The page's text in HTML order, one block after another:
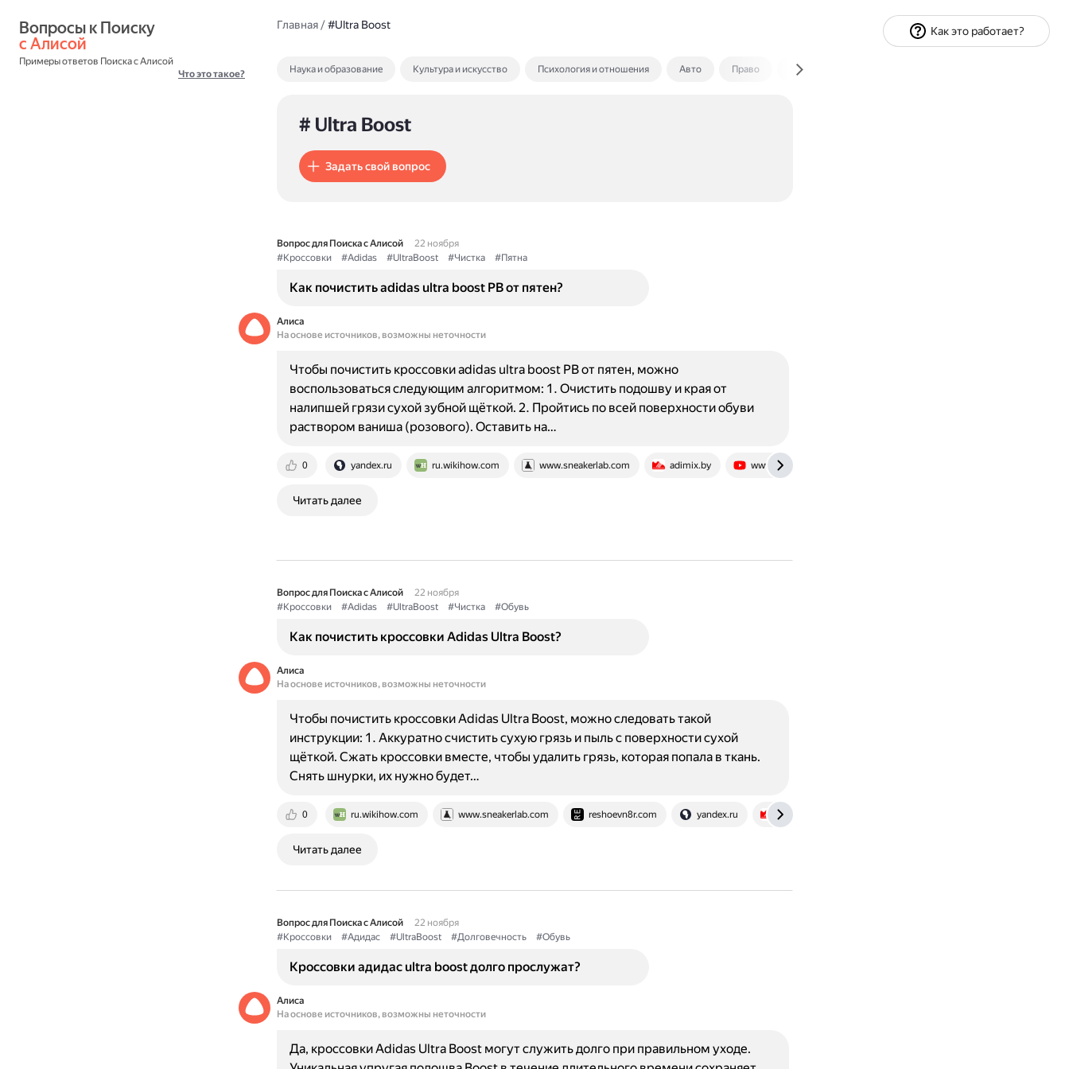
с Алисой
Примеры ответов Поиска с Алисой
Что это такое?
Главная/#Ultra Boost
Наука и образование Культура и искусство Психология и отношения Авто Право Экономика и финансы
# Ultra Boost
Задать свой вопрос
Вопрос для Поиска с Алисой
22 ноября
#Кроссовки
#Adidas #UltraBoost #Чистка #Пятна
Как почистить adidas ultra boost PB от пятен?
Алиса
На основе источников, возможны неточности
0 yandex.ru ru.wikihow.com www.sneakerlab.com adimix.by www.youtube.com
Чтобы почистить кроссовки adidas ultra boost PB от пятен, можно
воспользоваться следующим алгоритмом: 1. Очистить подошву и края от
налипшей грязи сухой зубной щёткой. 2. Пройтись по всей поверхности обуви
раствором ваниша (розового). Оставить на…
Читать далее
Вопрос для Поиска с Алисой
22 ноября
#Кроссовки
#Adidas #UltraBoost #Чистка #Обувь
Как почистить кроссовки Adidas Ultra Boost?
Алиса
На основе источников, возможны неточности
0 ru.wikihow.com www.sneakerlab.com reshoevn8r.com yandex.ru adimix.by
Чтобы почистить кроссовки Adidas Ultra Boost, можно следовать такой
инструкции: 1. Аккуратно счистить сухую грязь и пыль с поверхности сухой
щёткой. Сжать кроссовки вместе, чтобы удалить грязь, которая попала в ткань.
Снять шнурки, их нужно будет…
Читать далее
Вопрос для Поиска с Алисой
22 ноября
#Кроссовки
#Адидас #UltraBoost #Долговечность #Обувь
Кроссовки адидас ultra boost долго прослужат?
Алиса
На основе источников, возможны неточности
Да, кроссовки Adidas Ultra Boost могут служить долго при правильном уходе.
Как это работает?